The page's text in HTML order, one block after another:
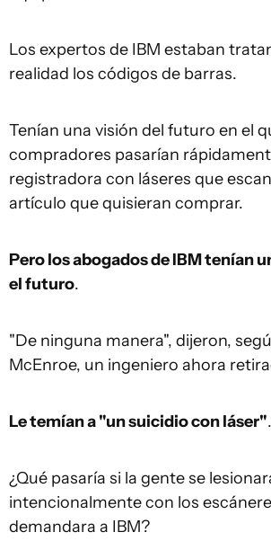
Los expertos de IBM estaban
realidad los códigos de barras.
Tenían una visión del futuro en el
compradores pasarían
registradora con láseres que
artículo que quisieran comprar.
Pero los abogados de IBM tenían
el futuro.
"De ninguna manera", dijeron,
McEnroe, un ingeniero ahora
Le temían a "un suicidio con láser".
¿Qué pasaría si la gente se
intencionalmente con los
demandara a IBM?